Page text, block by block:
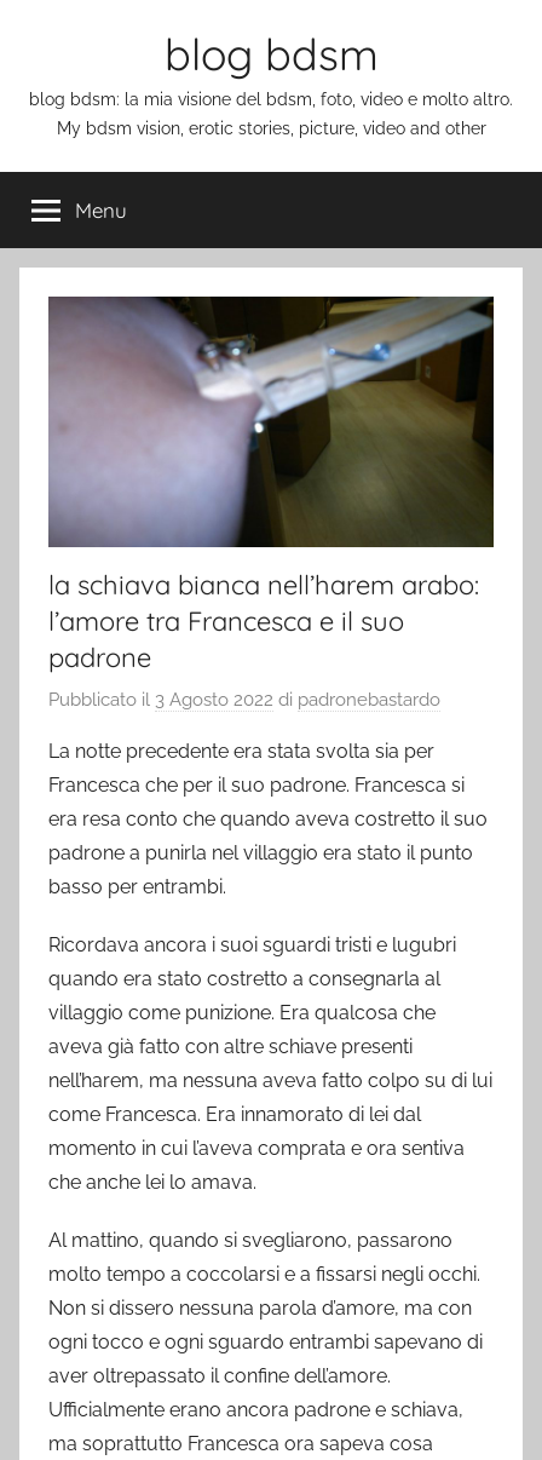
blog bdsm
blog bdsm: la mia visione del bdsm, foto, video e molto altro.
My bdsm vision, erotic stories, picture, video and other
Menu
la schiava bianca nell’harem arabo:
l’amore tra Francesca e il suo
padrone
Pubblicato il 3 Agosto 2022 di padronebastardo
La notte precedente era stata svolta sia per
Francesca che per il suo padrone. Francesca si
era resa conto che quando aveva costretto il suo
padrone a punirla nel villaggio era stato il punto
basso per entrambi.
Ricordava ancora i suoi sguardi tristi e lugubri
quando era stato costretto a consegnarla al
villaggio come punizione. Era qualcosa che
aveva già fatto con altre schiave presenti
nell’harem, ma nessuna aveva fatto colpo su di lui
come Francesca. Era innamorato di lei dal
momento in cui l’aveva comprata e ora sentiva
che anche lei lo amava.
Al mattino, quando si svegliarono, passarono
molto tempo a coccolarsi e a fissarsi negli occhi.
Non si dissero nessuna parola d’amore, ma con
ogni tocco e ogni sguardo entrambi sapevano di
aver oltrepassato il confine dell’amore.
Ufficialmente erano ancora padrone e schiava,
ma soprattutto Francesca ora sapeva cosa